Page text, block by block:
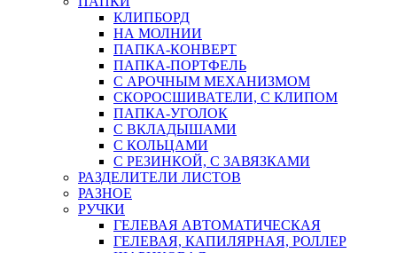
КЛИПБОРД
НА МОЛНИИ
ПАПКА-КОНВЕРТ
ПАПКА-ПОРТФЕЛЬ
С АРОЧНЫМ МЕХАНИЗМОМ
СКОРОСШИВАТЕЛИ, С КЛИПОМ
ПАПКА-УГОЛОК
С ВКЛАДЫШАМИ
С КОЛЬЦАМИ
С РЕЗИНКОЙ, С ЗАВЯЗКАМИ
РАЗДЕЛИТЕЛИ ЛИСТОВ
РАЗНОЕ
РУЧКИ
ГЕЛЕВАЯ АВТОМАТИЧЕСКАЯ
ГЕЛЕВАЯ, КАПИЛЯРНАЯ, РОЛЛЕР